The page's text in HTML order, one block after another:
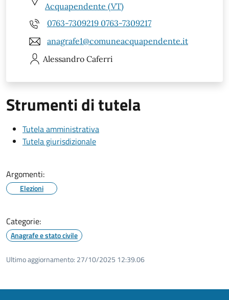
Acquapendente (VT)
0763-7309219 0763-7309217
anagrafe1@comuneacquapendente.it
Alessandro Caferri
Strumenti di tutela
Tutela amministrativa
Tutela giurisdizionale
Argomenti:
Elezioni
Categorie:
Anagrafe e stato civile
Ultimo aggiornamento: 27/10/2025 12:39.06